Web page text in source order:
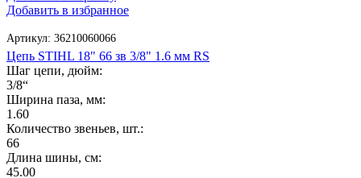
Добавить в избранное
Артикул: 36210060066
Цепь STIHL 18" 66 зв 3/8" 1.6 мм RS
Шаг цепи, дюйм:
3/8“
Ширина паза, мм:
1.60
Количество звеньев, шт.:
66
Длина шины, см:
45.00